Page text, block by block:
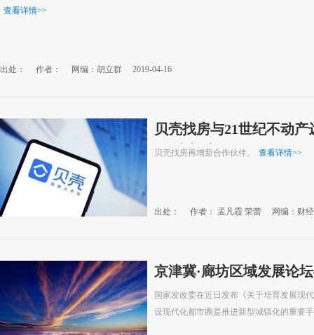
查看详情>>
出处： 作者： 网编：胡立群 2019-04-16
贝壳找房与21世纪不动
2万家门店
贝壳找房再增新合作伙伴。 查看详情>>
出处： 作者： 孟凡霞 荣蕾 网编：财
京津冀·廊坊区域发展论
国家发改委在近日发布《关于培育发展现
设现代化都市圈是推进新型城镇化的重要